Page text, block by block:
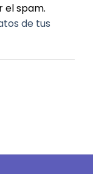
el spam.
de tus